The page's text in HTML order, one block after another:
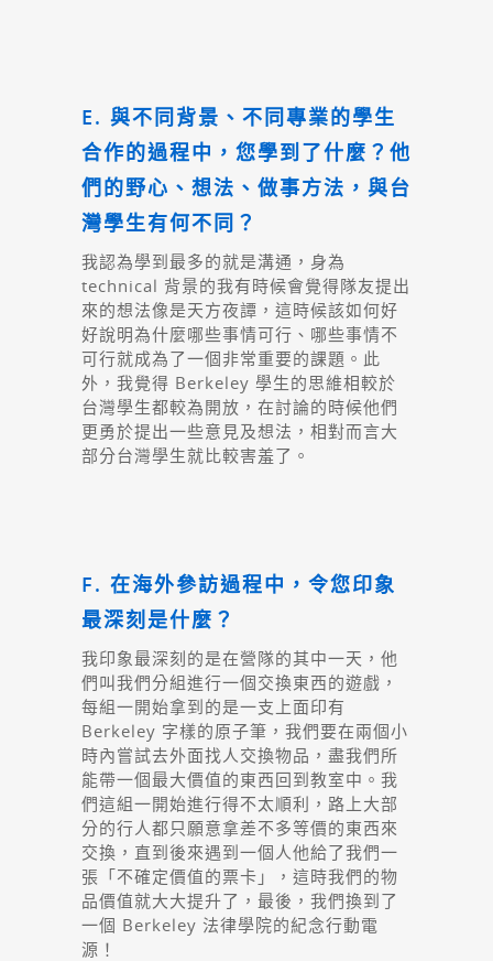
E. 與不同背景、不同專業的學生
合作的過程中，您學到了什麼？他
們的野心、想法、做事方法，與台
灣學生有何不同？
我認為學到最多的就是溝通，身為
technical 背景的我有時候會覺得隊友提出
來的想法像是天方夜譚，這時候該如何好
好說明為什麼哪些事情可行、哪些事情不
可行就成為了一個非常重要的課題。此
外，我覺得 Berkeley 學生的思維相較於
台灣學生都較為開放，在討論的時候他們
更勇於提出一些意見及想法，相對而言大
部分台灣學生就比較害羞了。
F. 在海外參訪過程中，令您印象
最深刻是什麼？
我印象最深刻的是在營隊的其中一天，他
們叫我們分組進行一個交換東西的遊戲，
每組一開始拿到的是一支上面印有
Berkeley 字樣的原子筆，我們要在兩個小
時內嘗試去外面找人交換物品，盡我們所
能帶一個最大價值的東西回到教室中。我
們這組一開始進行得不太順利，路上大部
分的行人都只願意拿差不多等價的東西來
交換，直到後來遇到一個人他給了我們一
張「不確定價值的票卡」，這時我們的物
品價值就大大提升了，最後，我們換到了
一個 Berkeley 法律學院的紀念行動電
源！